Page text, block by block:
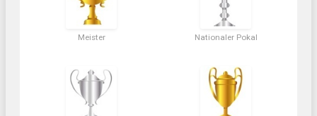
Meister Nationaler Pokal